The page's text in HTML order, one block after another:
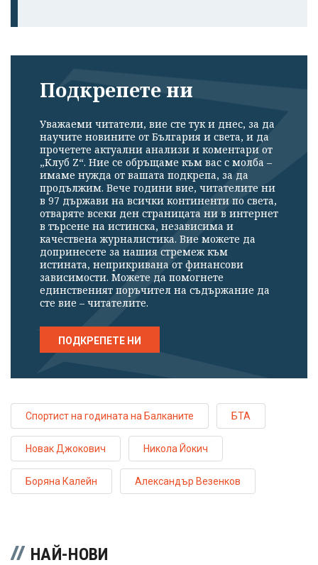
Подкрепете ни
Уважаеми читатели, вие сте тук и днес, за да
научите новините от България и света, и да
прочетете актуални анализи и коментари от
„Клуб Z“. Ние се обръщаме към вас с молба –
имаме нужда от вашата подкрепа, за да
продължим. Вече години вие, читателите ни
в 97 държави на всички континенти по света,
отваряте всеки ден страницата ни в интернет
в търсене на истинска, независима и
качествена журналистика. Вие можете да
допринесете за нашия стремеж към
истината, неприкривана от финансови
зависимости. Можете да помогнете
единственият поръчител на съдържание да
сте вие – читателите.
ПОДКРЕПЕТЕ НИ
Спортист на годината на Балканите БТА
Новак Джокович Никола Йокич
Боряна Калейн Александър Везенков
НАЙ-НОВИ